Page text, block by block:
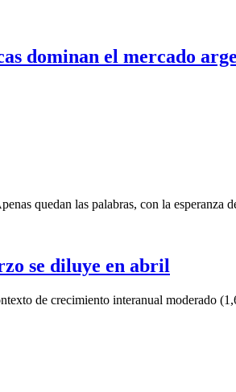
dominan el mercado
quedan las palabras, con la esperanza
se diluye en abril
de crecimiento interanual moderado